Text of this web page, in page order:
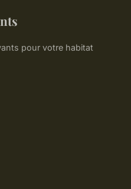
pour votre habitat